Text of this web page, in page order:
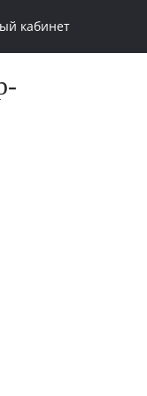
кабинет